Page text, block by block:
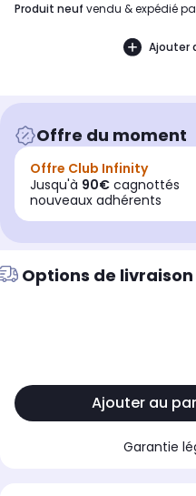
produit neuf vendu & expédié
Ajouter
Offre du moment
Offre Club Infinity
Jusqu'à 90€ cagnottés
nouveaux adhérents
Options de livraison
Ajouter au
Garantie